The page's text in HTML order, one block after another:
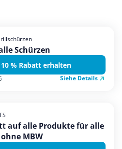
Schürzen
10 % Rabatt erhalten
Siehe Details
auf alle Produkte für alle
MBW